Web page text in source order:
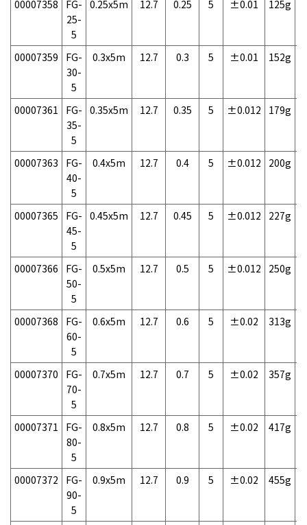
00007358
FG-
25-
5
0.25x5m 12.7 0.25 5 ±0.01 125g
00007359
FG-
30-
5
0.3x5m 12.7 0.3 5 ±0.01 152g
00007361
FG-
35-
5
0.35x5m 12.7 0.35 5 ±0.012 179g
00007363
FG-
40-
5
0.4x5m 12.7 0.4 5 ±0.012 200g
00007365
FG-
45-
5
0.45x5m 12.7 0.45 5 ±0.012 227g
00007366
FG-
50-
5
0.5x5m 12.7 0.5 5 ±0.012 250g
00007368
FG-
60-
5
0.6x5m 12.7 0.6 5 ±0.02 313g
00007370
FG-
70-
5
0.7x5m 12.7 0.7 5 ±0.02 357g
00007371
FG-
80-
5
0.8x5m 12.7 0.8 5 ±0.02 417g
00007372
FG-
90-
5
0.9x5m 12.7 0.9 5 ±0.02 455g